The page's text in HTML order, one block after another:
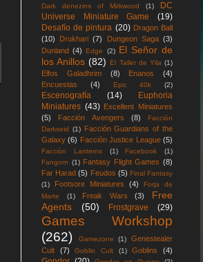
Dark denezins of Mirkwood
(1)
DC
Universe Miniature Game
(19)
Desafío de pintura (20) Dragon Ball
(10)
Drukhari (7) Dungeon Saga (3)
Dunland (4) Edge (2) El Señor de
los Anillos (82) El Taller de Yila (1)
Elfos Galadhrim (8) Enanos
(4)
Encuestas
(4) Epic 40k (2)
Escenografía (14)
Euphoria
Miniatures (43) Excellent Miniatures
(5)
Facción Avengers (8)
Facción
Darkseid (1) Facción Guardians of the
Galaxy (6) Facción Justice League (5)
Facción Lanterns (1) Facebook
(1)
Fangorn (1) Fantasy Flight Games (8)
Far Harad (5) Feudos (5) Final Fantasy
(1)
Footsore Miniatures (4)
Forja de
Marte
(1) Freak Wars (3)
Free
Agents
(50) Frostgrave (29)
Games Workshop
(262)
Gamezone (1)
Genestealer
Cult
(7) Goblin Cult (1) Goblins (4)